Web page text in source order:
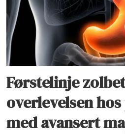
Førstelinje
overlevelsen
med avansert